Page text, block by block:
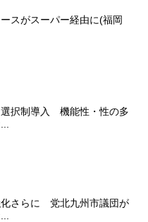
スがスーパー経由に(福岡
択制導入 機能性・性の多
さらに 党北九州市議団が